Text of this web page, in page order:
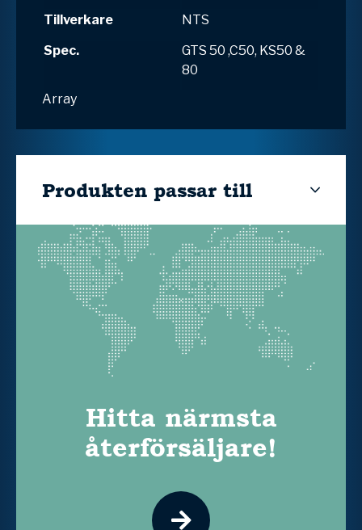
Tillverkare
NTS
Spec.
GTS 50 ,C50, KS50 &
80
Array
Produkten passar till
Hitta närmsta
återförsäljare!